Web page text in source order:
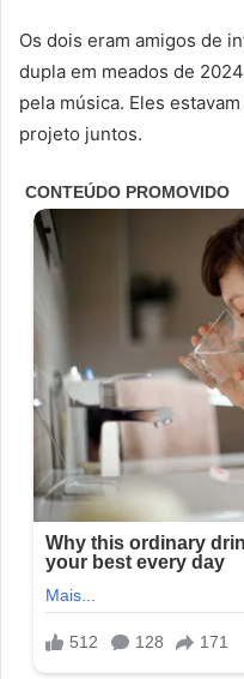
Os dois eram amigos de
dupla em meados de
pela música. Eles
projeto juntos.